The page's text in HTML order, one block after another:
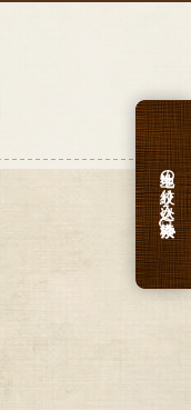
生地の絞り込み検索